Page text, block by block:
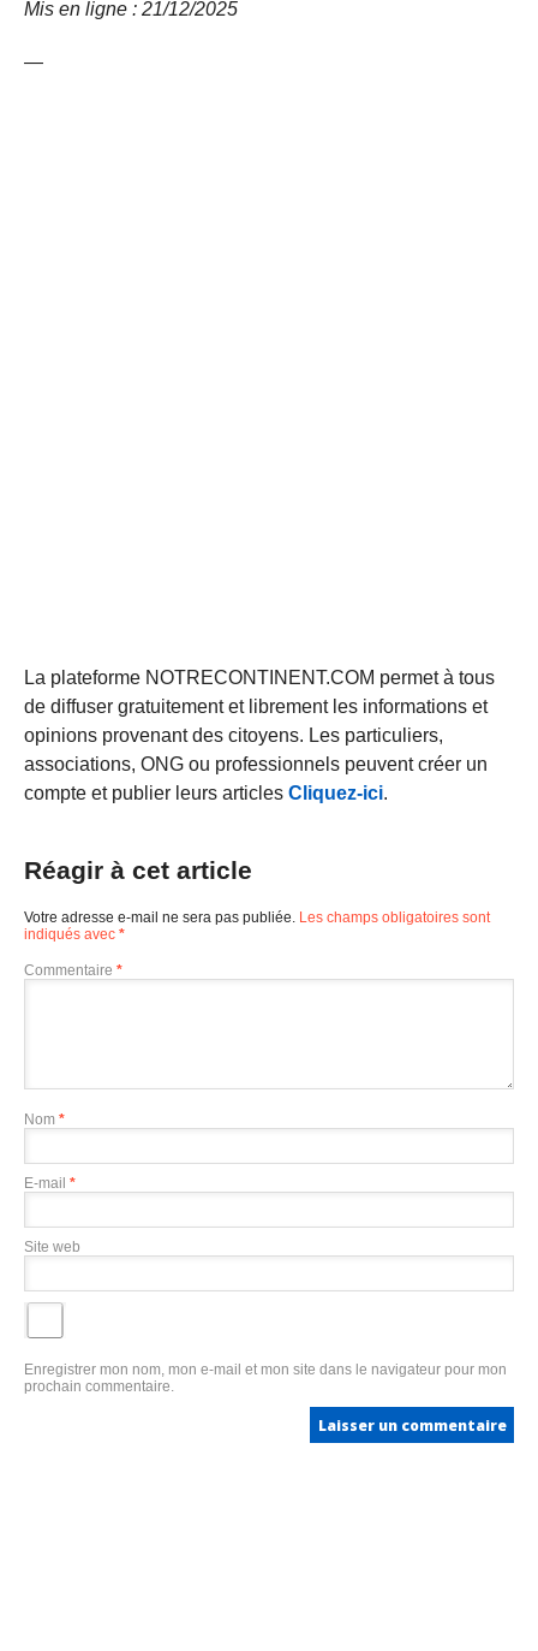
Mis en ligne : 21/12/2025
—
La plateforme NOTRECONTINENT.COM permet à tous
de diffuser gratuitement et librement les informations et
opinions provenant des citoyens. Les particuliers,
associations, ONG ou professionnels peuvent créer un
compte et publier leurs articles Cliquez-ici.
Réagir à cet article
Votre adresse e-mail ne sera pas publiée. Les champs obligatoires sont
indiqués avec *
Commentaire *
Nom *
E-mail *
Site web
Enregistrer mon nom, mon e-mail et mon site dans le navigateur pour mon
prochain commentaire.